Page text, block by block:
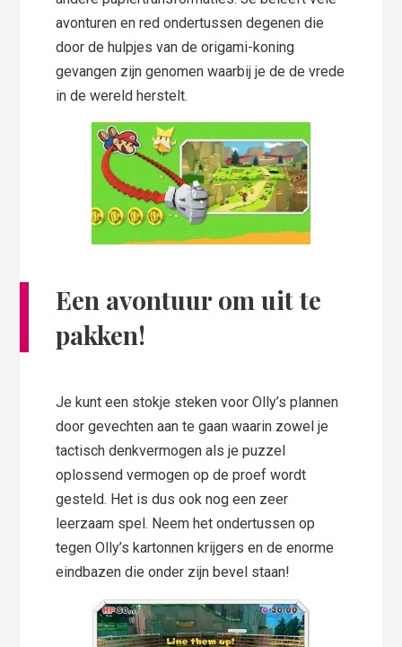
avonturen en red ondertussen degenen die
door de hulpjes van de origami-koning
gevangen zijn genomen waarbij je de de vrede
in de wereld herstelt.
Een avontuur om uit te
pakken!
Je kunt een stokje steken voor Olly’s plannen
door gevechten aan te gaan waarin zowel je
tactisch denkvermogen als je puzzel
oplossend vermogen op de proef wordt
gesteld. Het is dus ook nog een zeer
leerzaam spel. Neem het ondertussen op
tegen Olly’s kartonnen krijgers en de enorme
eindbazen die onder zijn bevel staan!